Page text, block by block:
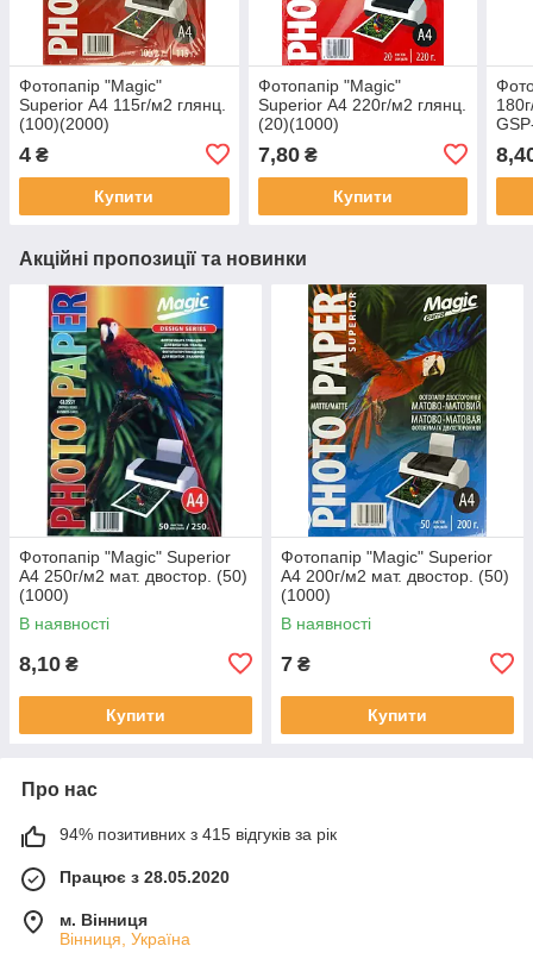
Фотопапір "Magic"
Superior А4 115г/м2 глянц.
(100)(2000)
4 ₴
Купити
Фотопапір "Magic"
Superior А4 220г/м2 глянц.
(20)(1000)
7,80₴
Купити
Акційні пропозиції та новинки
Фотопапір "Magic" Superior
А4 250г/м2 мат. двостор. (50)
(1000)
В наявності
8,10 ₴
Купити
Фотопапір "Magic" Superior
А4 200г/м2 мат. двостор. (50)
(1000)
В наявності
7 ₴
Купити
Про нас
94% позитивних з 415 відгуків за рік
Працює з 28.05.2020
м. Вінниця
Вінниця, Україна